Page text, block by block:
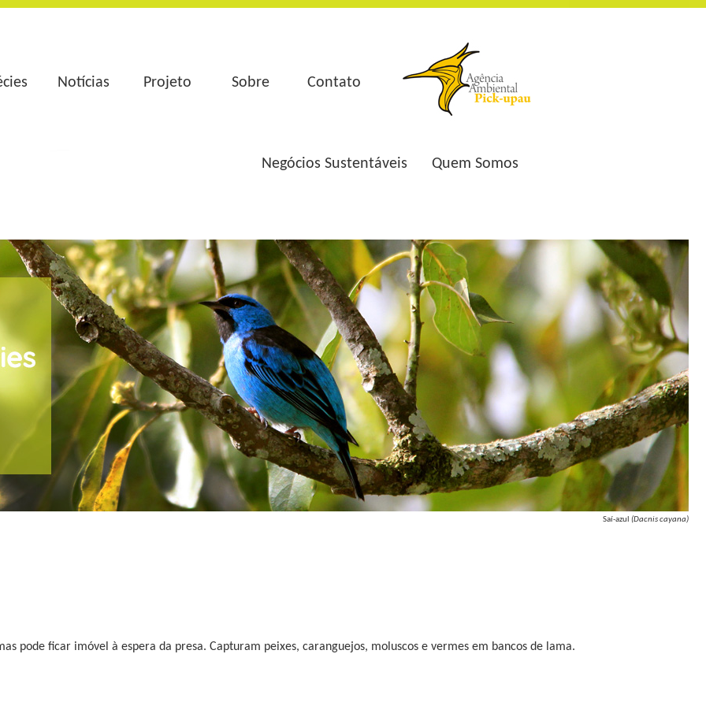
Notícias Projeto Sobre Contato
Negócios Sustentáveis Quem Somos
Saí-azul (Dacnis cayana)
pode ficar imóvel à espera da presa. Capturam peixes, caranguejos, moluscos e vermes em bancos de lama.